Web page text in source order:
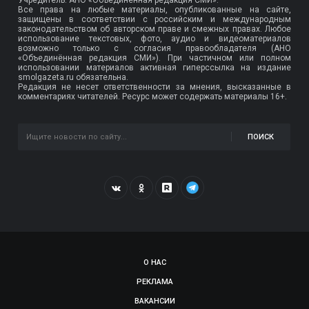
Все права на любые материалы, опубликованные на сайте,
защищены в соответствии с российским и международным
законодательством об авторском праве и смежных правах. Любое
использование текстовых, фото, аудио и видеоматериалов
возможно только с согласия правообладателя (АНО
«Объединённая редакция СМИ»). При частичном или полном
использовании материалов активная гиперссылка на издание
smolgazeta.ru обязательна.
Редакция не несет ответственности за мнения, высказанные в
комментариях читателей. Ресурс может содержать материалы 16+.
ПОИСК
О НАС
РЕКЛАМА
ВАКАНСИИ